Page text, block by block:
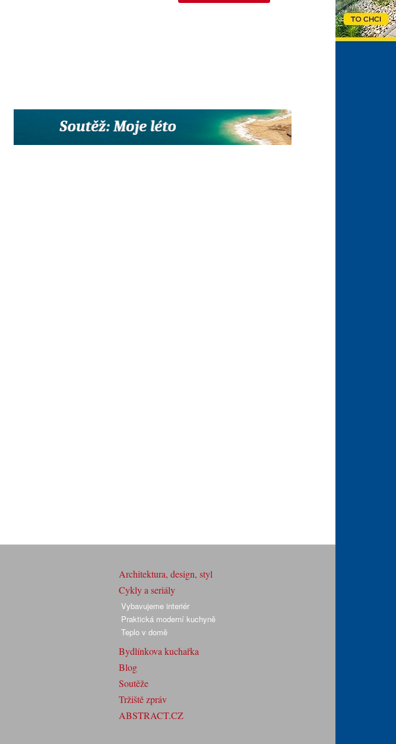
Architektura, design, styl
Cykly a seriály
Vybavujeme interiér
Praktická moderní kuchyně
Teplo v domě
Bydlínkova kuchařka
Blog
Soutěže
Tržiště zpráv
ABSTRACT.CZ